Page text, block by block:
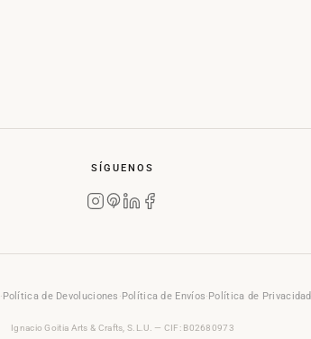
SÍGUENOS
·Política de Devoluciones ·Política de Envíos·Política de Privacidad
Ignacio Goitia Arts & Crafts, S.L.U. — CIF: B02680973